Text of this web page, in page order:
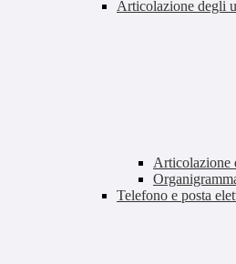
Articolazione degli
Articolazione
Telefono e posta